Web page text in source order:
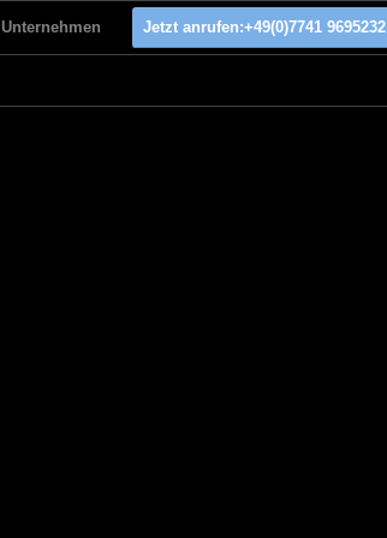
Unternehmen Jetzt anrufen:+49(0)7741 9695232